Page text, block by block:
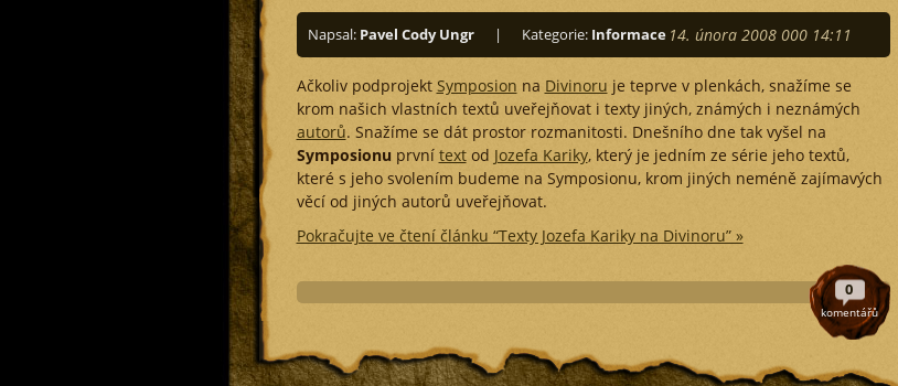
Napsal: Pavel Cody Ungr | Kategorie: Informace 14. února 2008 000 14:11
Ačkoliv podprojekt Symposion na Divinoru je teprve v plenkách, snažíme se
krom našich vlastních textů uveřejňovat i texty jiných, známých i neznámých
autorů. Snažíme se dát prostor rozmanitosti. Dnešního dne tak vyšel na
Symposionu první textod Jozefa Kariky, který je jedním ze série jeho textů,
které s jeho svolením budeme na Symposionu, krom jiných neméně zajímavých
věcí od jiných autorů uveřejňovat.
Pokračujte ve čtení článku “Texty Jozefa Kariky na Divinoru” »
0
komentářů